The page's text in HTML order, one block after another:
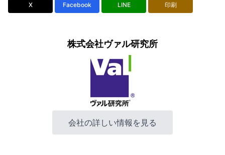
X Facebook LINE 印刷
株式会社ヴァル研究所
会社の詳しい情報を見る